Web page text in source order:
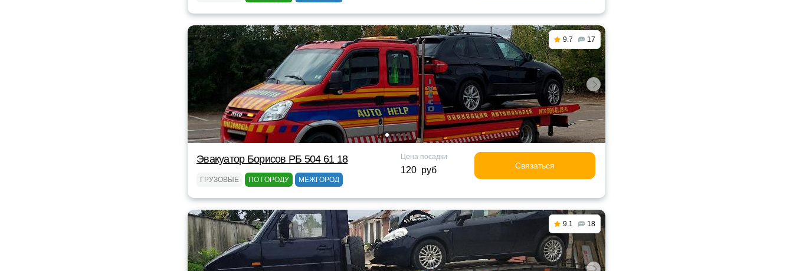
9.7 17
Эвакуатор Борисов РБ 504 61 18
ГРУЗОВЫЕ ПО ГОРОДУ МЕЖГОРОД
Цена посадки
120 руб Связаться
9.1 18